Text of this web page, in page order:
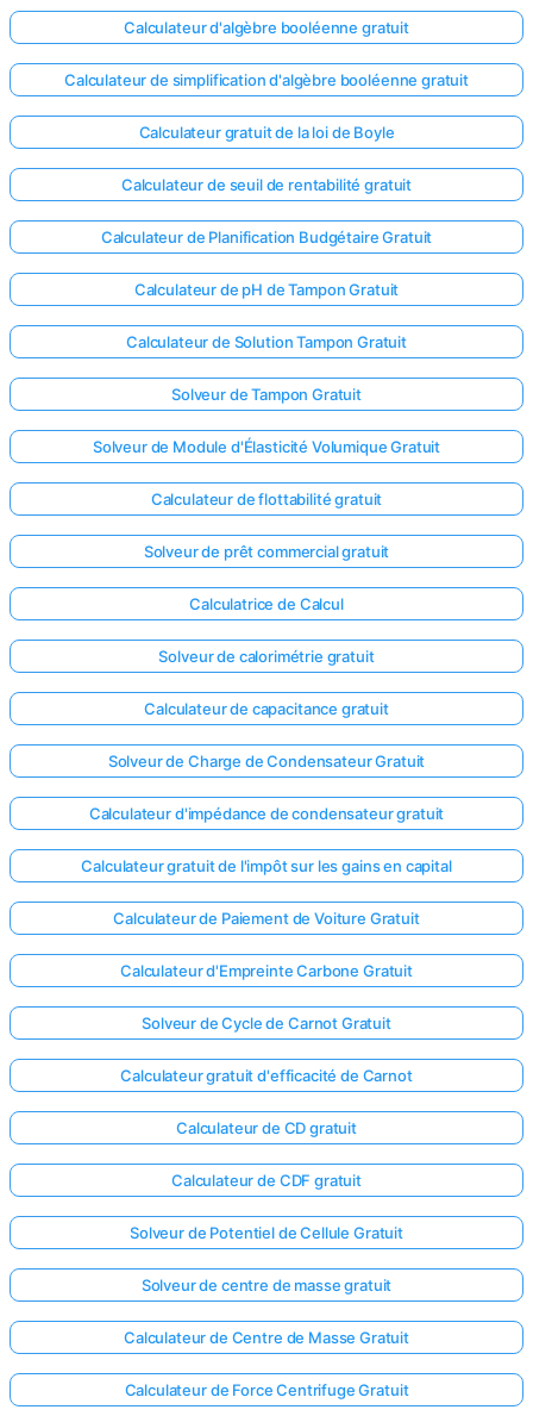
Calculateur d'algèbre booléenne gratuit
Calculateur de simplification d'algèbre booléenne gratuit
Calculateur gratuit de la loi de Boyle
Calculateur de seuil de rentabilité gratuit
Calculateur de Planification Budgétaire Gratuit
Calculateur de pH de Tampon Gratuit
Calculateur de Solution Tampon Gratuit
Solveur de Tampon Gratuit
Solveur de Module d'Élasticité Volumique Gratuit
Calculateur de flottabilité gratuit
Solveur de prêt commercial gratuit
Calculatrice de Calcul
Solveur de calorimétrie gratuit
Calculateur de capacitance gratuit
Solveur de Charge de Condensateur Gratuit
Calculateur d'impédance de condensateur gratuit
Calculateur gratuit de l'impôt sur les gains en capital
Calculateur de Paiement de Voiture Gratuit
Calculateur d'Empreinte Carbone Gratuit
Solveur de Cycle de Carnot Gratuit
Calculateur gratuit d'efficacité de Carnot
Calculateur de CD gratuit
Calculateur de CDF gratuit
Solveur de Potentiel de Cellule Gratuit
Solveur de centre de masse gratuit
Calculateur de Centre de Masse Gratuit
Calculateur de Force Centrifuge Gratuit